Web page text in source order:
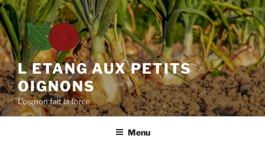
Aller
au
contenu
principal
L ETANG AUX PETITS
OIGNONS
L'oignon fait la force
Menu